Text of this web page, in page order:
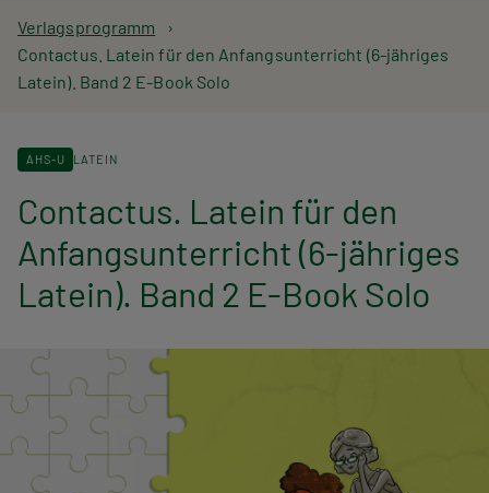
P
f
d
n
a
v
g
a
Verlagsprogramm
Contactus. Latein für den Anfangsunterricht (6-jähriges
Latein). Band 2 E-Book Solo
AHS-U LATEIN
Contactus. Latein für den
Anfangsunterricht (6-jähriges
Latein). Band 2 E-Book Solo